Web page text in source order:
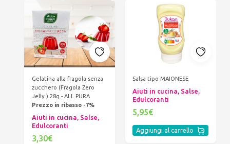
Gelatina alla fragola senza
zucchero (Fragola Zero
Jelly ) 28g - ALL PURA
Prezzo in ribasso -7%
Aiuti in cucina, Salse,
Edulcoranti
3,30€
Salsa tipo MAIONESE
Aiuti in cucina, Salse,
Edulcoranti
5,95€
Aggiungi al carrello